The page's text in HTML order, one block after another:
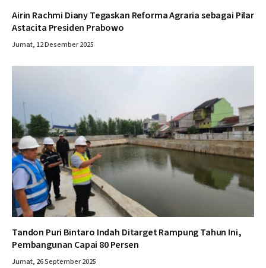
Airin Rachmi Diany Tegaskan Reforma Agraria sebagai Pilar
Astacita Presiden Prabowo
Jumat, 12 Desember 2025
Tandon Puri Bintaro Indah Ditarget Rampung Tahun Ini,
Pembangunan Capai 80 Persen
Jumat, 26 September 2025